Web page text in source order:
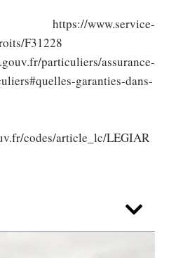
F31228
particuliers/assurance-
garanties-dans-
codes/article_lc/LEGIAR